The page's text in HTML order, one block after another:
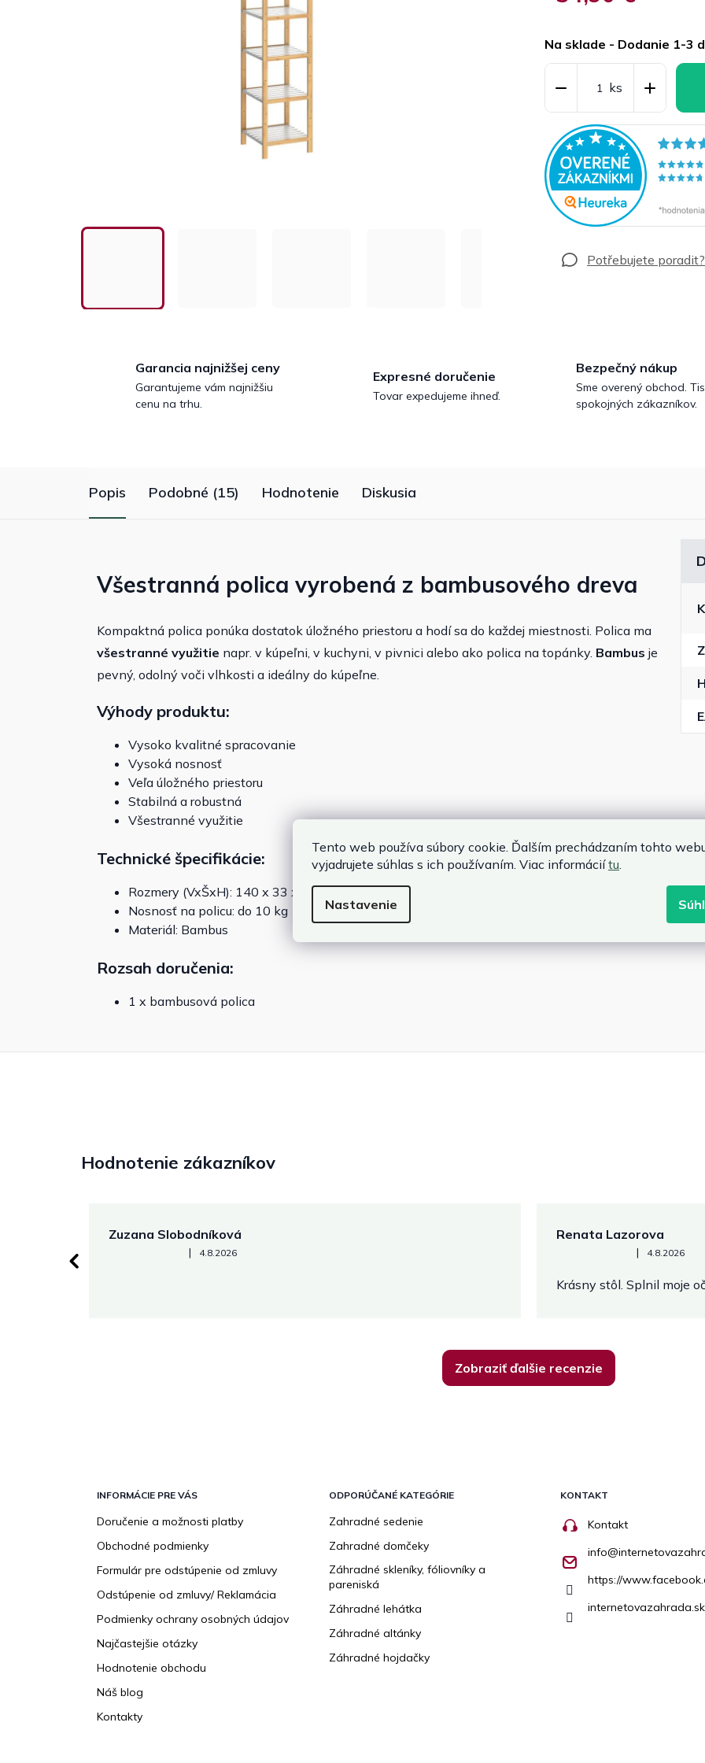
Tento web používa súbory cookie. Ďalším prechádzaním tohto
vyjadrujete súhlas s ich používaním. Viac informáciítu.
Nastavenie
cena:
Na sklade - Dodanie 1-3
Garancia najnižšej ceny
Garantujeme vám najnižšiu
cenu na trhu.
Expresné doručenie
Tovar expedujeme ihneď.
Bezpečný nákup
Sme overený obchod.
spokojných zákazníkov.
Popis Podobné (15) Hodnotenie Diskusia
Všestranná polica vyrobená z bambusového dreva
Kompaktná polica ponúka dostatok úložného priestoru a hodí sa do každej miestnosti. Polica ma
všestranné využitie napr. v kúpeľni, v kuchyni, v pivnici alebo ako polica na topánky. Bambus je
pevný, odolný voči vlhkosti a ideálny do kúpeľne.
Výhody produktu:
Vysoko kvalitné spracovanie
Vysoká nosnosť
Veľa úložného priestoru
Stabilná a robustná
Všestranné využitie
Technické špecifikácie:
Rozmery (VxŠxH): 140 x 33 x 34cm
Nosnosť na policu: do 10 kg
Materiál: Bambus
Rozsah doručenia:
1 x bambusová polica
Hodnotenie zákazníkov
Zuzana Slobodníková
Hodnotenie obchodu je 5 z 5 hviezdičiek.
| 4.8.2026
Renata Lazorova
Hodnotenie obchodu je 5 z
| 4.8.2026
Krásny stôl. Splnil moje
Zobraziť ďalšie recenzie
INFORMÁCIE PRE VÁS
Doručenie a možnosti platby
Obchodné podmienky
Formulár pre odstúpenie od zmluvy
Odstúpenie od zmluvy/ Reklamácia
Podmienky ochrany osobných údajov
Najčastejšie otázky
Hodnotenie obchodu
Náš blog
Kontakty
ODPORÚČANÉ KATEGÓRIE
Zahradné sedenie
Zahradné domčeky
Záhradné skleníky, fóliovníky a
pareniská
Záhradné lehátka
Záhradné altánky
Záhradné hojdačky
KONTAKT
Kontakt
info@
https://
internetovazahrada.sk